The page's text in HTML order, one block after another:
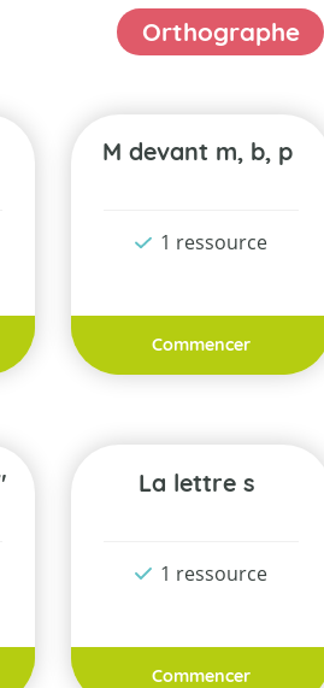
Orthographe
m devant m, b, p
1 ressource
Commencer
La lettre s
1 ressource
Commencer